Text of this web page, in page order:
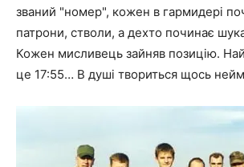
званий "номер", кожен в гармидері
патрони, стволи, а дехто починає
Кожен мисливець зайняв позицію.
це 17:55… В душі твориться щось